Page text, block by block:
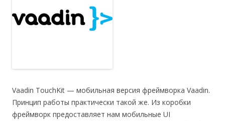
Vaadin TouchKit — мобильная версия фреймворка Vaadin.
Принцип работы практически такой же. Из коробки
фреймворк предоставляет нам мобильные UI